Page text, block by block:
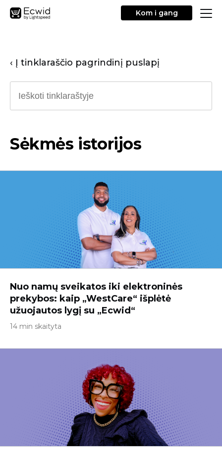
Kom i gang
‹ Į tinklaraščio pagrindinį puslapį
Sėkmės istorijos
Nuo namų sveikatos iki elektroninės
prekybos: kaip „WestCare“ išplėtė
užuojautos lygį su „Ecwid“
14 min skaityta